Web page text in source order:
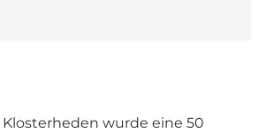
wurde eine 50